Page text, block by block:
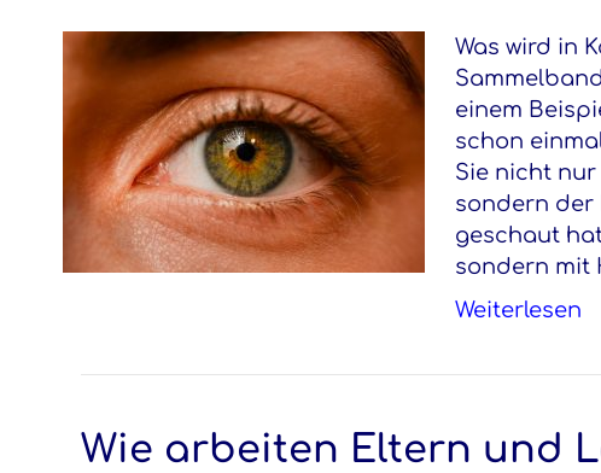
Was wird in
einem
schon
Sie nicht
sondern der
geschaut
sondern mit
Weiterlesen
Wie arbeiten Eltern und